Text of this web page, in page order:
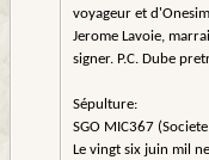
voyageur et
Jerome Lavoie,
signer. P.C. Dube
Sépulture:
SGO MIC367
Le vingt six juin mil